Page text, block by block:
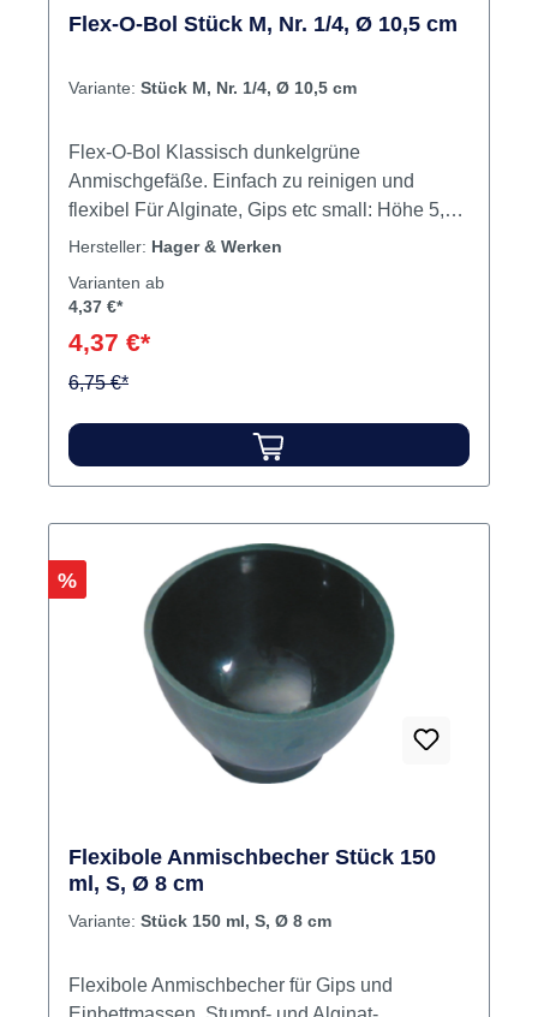
Flex-O-Bol Stück M, Nr. 1/4, Ø 10,5 cm
Variante: Stück M, Nr. 1/4, Ø 10,5 cm
Flex-O-Bol Klassisch dunkelgrüne
Anmischgefäße. Einfach zu reinigen und
flexibel Für Alginate, Gips etc small: Höhe 5,5
cm medium: Höhe 7,5 cm large: Höhe 9 cm x-
Hersteller: Hager & Werken
Varianten ab
4,37 €*
4,37 €*
6,75 €*
Rabatt
%
Flexibole Anmischbecher Stück 150
ml, S, Ø 8 cm
Variante: Stück 150 ml, S, Ø 8 cm
Flexibole Anmischbecher für Gips und